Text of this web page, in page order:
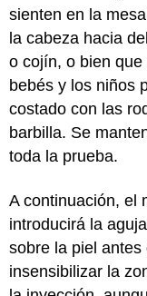
sienten en la
la cabeza hacia
o cojín, o bien
bebés y los niños
costado con las
barbilla. Se
toda la prueba.
A continuación, el
introducirá la
sobre la piel
insensibilizar la